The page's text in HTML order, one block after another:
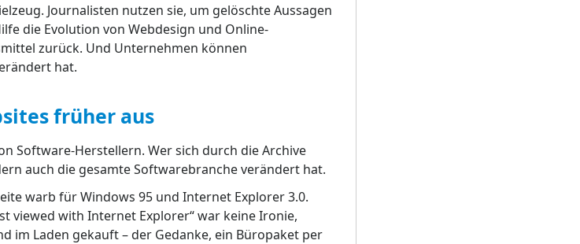
Journalisten nutzen sie, um gelöschte Aussagen
die Evolution von Webdesign und Online-
zurück. Und Unternehmen können
hat.
früher aus
Software-Herstellern. Wer sich durch die Archive
auch die gesamte Softwarebranche verändert hat.
warb für Windows 95 und Internet Explorer 3.0.
viewed with Internet Explorer“ war keine Ironie,
im Laden gekauft – der Gedanke, ein Büropaket per